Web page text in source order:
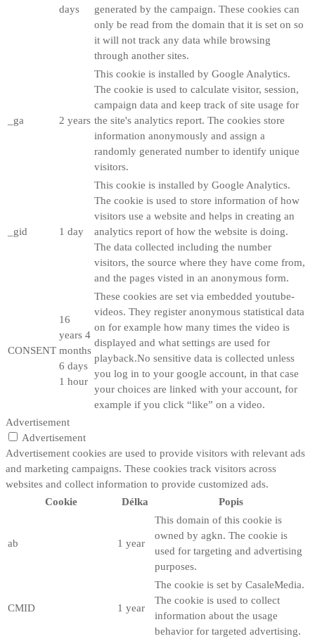
days
generated by the campaign. These cookies can
only be read from the domain that it is set on so
it will not track any data while browsing
through another sites.
_ga 2 years
This cookie is installed by Google Analytics.
The cookie is used to calculate visitor, session,
campaign data and keep track of site usage for
the site's analytics report. The cookies store
information anonymously and assign a
randomly generated number to identify unique
visitors.
_gid 1 day
This cookie is installed by Google Analytics.
The cookie is used to store information of how
visitors use a website and helps in creating an
analytics report of how the website is doing.
The data collected including the number
visitors, the source where they have come from,
and the pages visted in an anonymous form.
CONSENT
16
years 4
months
6 days
1 hour
These cookies are set via embedded youtube-
videos. They register anonymous statistical data
on for example how many times the video is
displayed and what settings are used for
playback.No sensitive data is collected unless
you log in to your google account, in that case
your choices are linked with your account, for
example if you click “like” on a video.
Advertisement
Advertisement
Advertisement cookies are used to provide visitors with relevant ads
and marketing campaigns. These cookies track visitors across
websites and collect information to provide customized ads.
Cookie
Délka Popis
ab 1 year
This domain of this cookie is
owned by agkn. The cookie is
used for targeting and advertising
purposes.
CMID 1 year
The cookie is set by CasaleMedia.
The cookie is used to collect
information about the usage
behavior for targeted advertising.